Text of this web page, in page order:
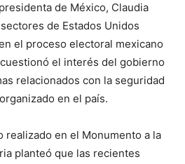
de México, Claudia
de Estados Unidos
el proceso electoral mexicano
el interés del gobierno
relacionados con la seguridad
en el país.
realizado en el Monumento a la
planteó que las recientes